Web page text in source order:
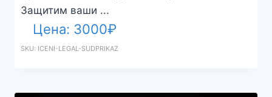
Защитим ваши ...
Цена: 3000₽
SKU: ICENI-LEGAL-SUDPRIKAZ